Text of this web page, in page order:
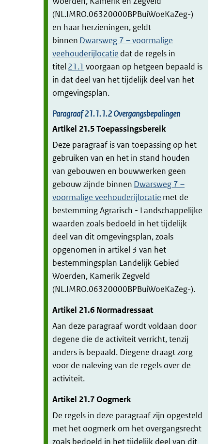
(NL.IMRO.06320000BPBuiWoeKaZeg-)
en haar herzieningen, geldt
binnen Dwarsweg 7 – voormalige
veehouderijlocatie dat de regels in
titel 21.1 voorgaan op hetgeen bepaald is
in dat deel van het tijdelijk deel van het
omgevingsplan.
Paragraaf21.1.1.2Overgangsbepalingen
Artikel 21.5Toepassingsbereik
Deze paragraaf is van toepassing op het
gebruiken van en het in stand houden
van gebouwen en bouwwerken geen
gebouw zijnde binnen Dwarsweg 7 –
voormalige veehouderijlocatie met de
bestemming Agrarisch - Landschappelijke
waarden zoals bedoeld in het tijdelijk
deel van dit omgevingsplan, zoals
opgenomen in artikel 3 van het
bestemmingsplan Landelijk Gebied
Woerden, Kamerik Zegveld
(NL.IMRO.06320000BPBuiWoeKaZeg-).
Artikel 21.6 Normadressaat
Aan deze paragraaf wordt voldaan door
degene die de activiteit verricht, tenzij
anders is bepaald. Diegene draagt zorg
voor de naleving van de regels over de
activiteit.
Artikel 21.7Oogmerk
De regels in deze paragraaf zijn opgesteld
met het oogmerk om het overgangsrecht
zoals bedoeld in het tijdelijk deel van dit